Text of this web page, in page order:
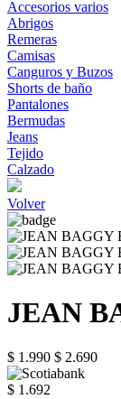
Accesorios varios
Abrigos
Remeras
Camisas
Canguros y Buzos
Shorts de baño
Pantalones
Bermudas
Jeans
Tejido
Calzado
Volver
JEAN
$ 1.990 $ 2.690
$ 1.692